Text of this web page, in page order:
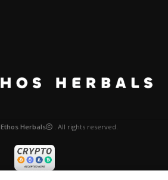
Ethos Herbals . All rights reserved.